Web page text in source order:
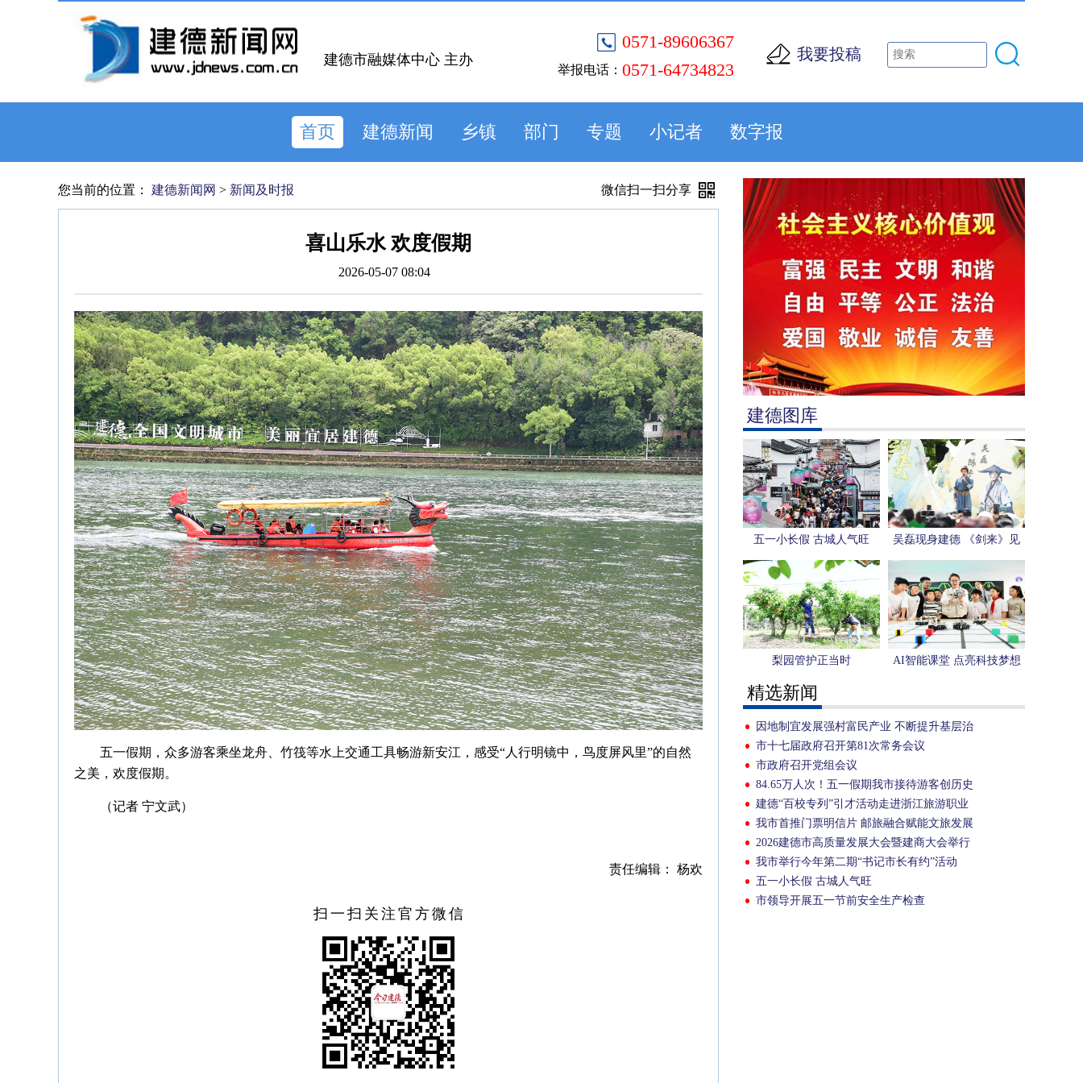
0571-89606367
举报电话： 0571-64734823
我要投稿
建德市融媒体中心 主办
首页 建德新闻 乡镇 部门 专题 小记者 数字报
建德图库
五一小长假 古城人气旺
吴磊现身建德 《剑来》见
面会点燃仙侠文旅热
梨园管护正当时 AI智能课堂 点亮科技梦想
精选新闻
因地制宜发展强村富民产业 不断提升基层治
理现代化水平
市十七届政府召开第81次常务会议
市政府召开党组会议
84.65万人次！五一假期我市接待游客创历史
新高
建德“百校专列”引才活动走进浙江旅游职业
学院
我市首推门票明信片 邮旅融合赋能文旅发展
2026建德市高质量发展大会暨建商大会举行
我市举行今年第二期“书记市长有约”活动
五一小长假 古城人气旺
市领导开展五一节前安全生产检查
您当前的位置： 建德新闻网 > 新闻及时报 微信扫一扫分享
喜山乐水 欢度假期
2026-05-07 08:04
五一假期，众多游客乘坐龙舟、竹筏等水上交通工具畅游新安江，感受“人行明镜中，鸟度屏风里”的自然
之美，欢度假期。
（记者 宁文武）
责任编辑： 杨欢
扫一扫关注官方微信